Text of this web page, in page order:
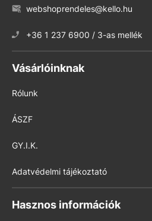
webshoprendeles@kello.hu
+36 1 237 6900 / 3-as mellék
Vásárlóinknak
Rólunk
ÁSZF
GY.I.K.
Adatvédelmi tájékoztató
Hasznos információk